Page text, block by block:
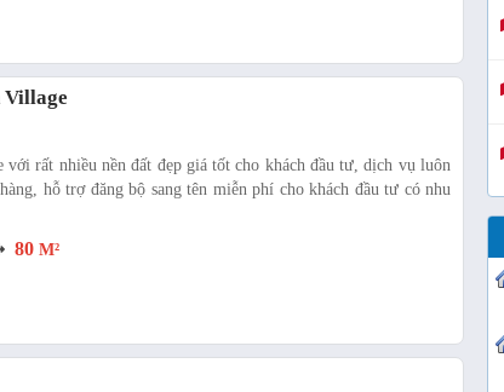
Village
với rất nhiều nền đất đẹp giá tốt cho khách đầu tư, dịch vụ luôn
hỗ trợ đăng bộ sang tên miễn phí cho khách đầu tư có nhu
80 M²